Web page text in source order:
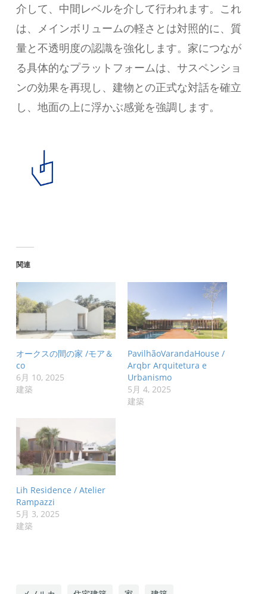
介して、中間レベルを介して行われます。これ
は、メインボリュームの軽さとは対照的に、質
量と不透明度の認識を強化します。家につなが
る具体的なプラットフォームは、サスペンショ
ンの効果を再現し、建物との正式な対話を確立
し、地面の上に浮かぶ感覚を強調します。
関連
オークスの間の家 /モア＆
co
6月 10, 2025
建築
PavilhãoVarandaHouse /
Arqbr Arquitetura e
Urbanismo
5月 4, 2025
建築
Lih Residence / Atelier
Rampazzi
5月 3, 2025
建築